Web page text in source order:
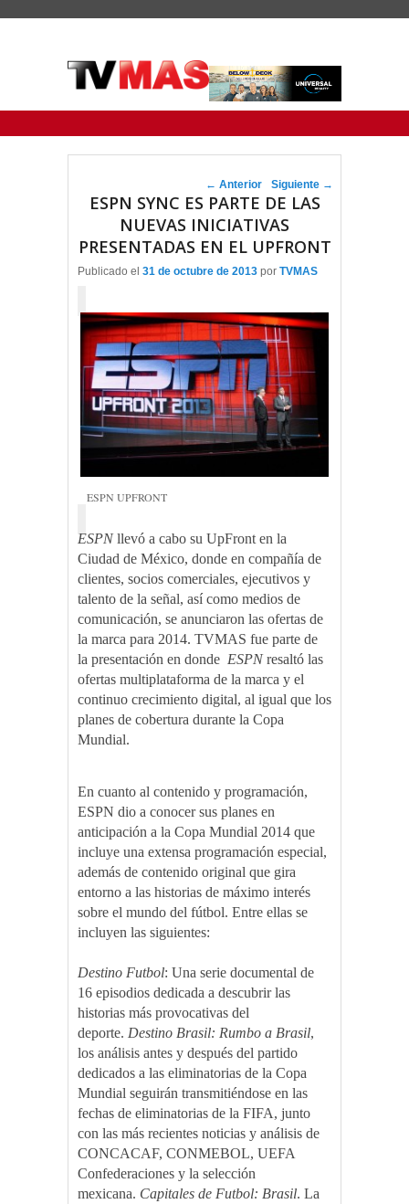
Navegador de artículos
← Anterior Siguiente →
ESPN SYNC ES PARTE DE LAS
NUEVAS INICIATIVAS
PRESENTADAS EN EL UPFRONT
Publicado el 31 de octubre de 2013 por TVMAS
ESPN UPFRONT
ESPNllevó a cabo su UpFront en la
Ciudad de México, donde en compañía de
clientes, socios comerciales, ejecutivos y
talento de la señal, así como medios de
comunicación, se anunciaron las ofertas de
la marca para 2014. TVMAS fue parte de
la presentación en donde ESPNresaltó las
ofertas multiplataforma de la marca y el
continuo crecimiento digital, al igual que los
planes de cobertura durante la Copa
Mundial.
En cuanto al contenido y programación,
ESPN dio a conocer sus planes en
anticipación a la Copa Mundial 2014 que
incluye una extensa programación especial,
además de contenido original que gira
entorno a las historias de máximo interés
sobre el mundo del fútbol. Entre ellas se
incluyen las siguientes:
Destino Futbol: Una serie documental de
16 episodios dedicada a descubrir las
historias más provocativas del
deporte. Destino Brasil: Rumbo a Brasil,
los análisis antes y después del partido
dedicados a las eliminatorias de la Copa
Mundial seguirán transmitiéndose en las
fechas de eliminatorias de la FIFA, junto
con las más recientes noticias y análisis de
CONCACAF, CONMEBOL, UEFA
Confederaciones y la selección
mexicana. Capitales de Futbol: Brasil. La